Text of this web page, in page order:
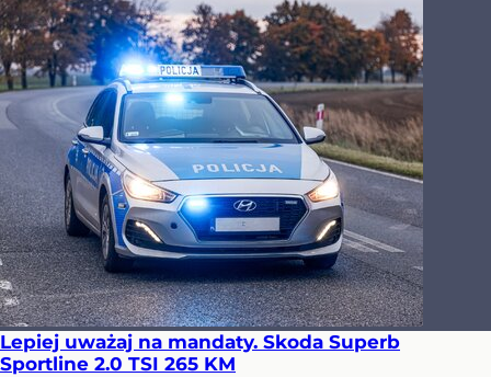
Lepiej uważaj na mandaty. Skoda Superb
Sportline 2.0 TSI 265 KM